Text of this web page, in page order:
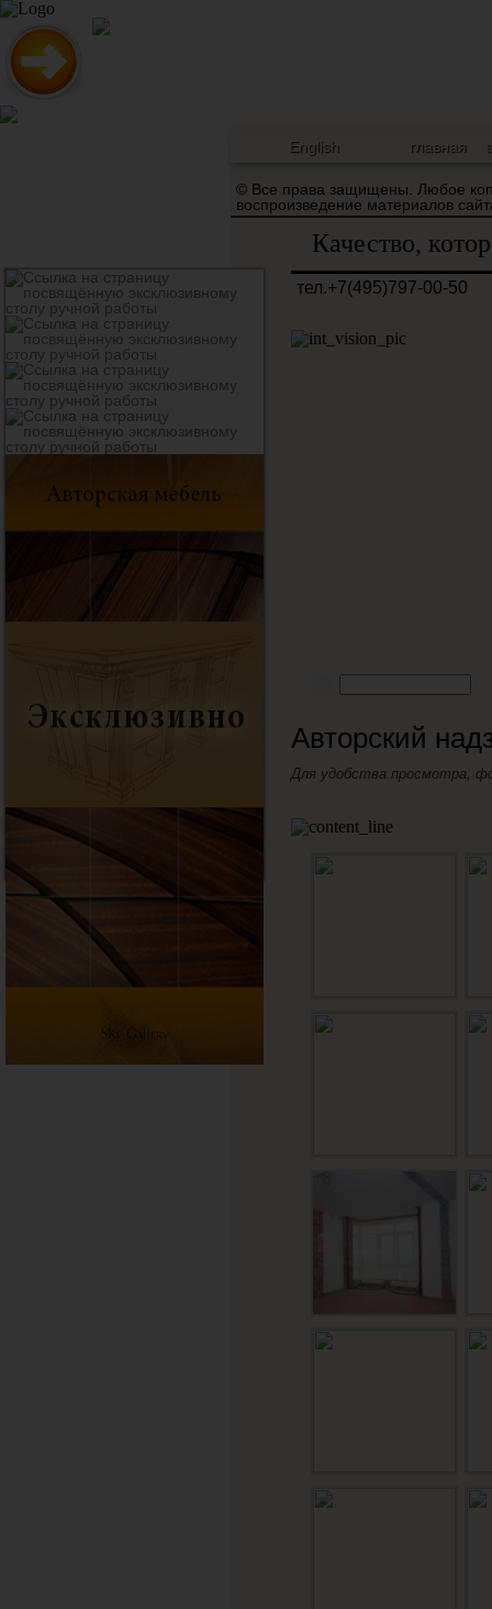
English главная
© Все права защищены. Любое
воспроизведение материалов
Качество,
тел.+7(495)797-00-50
Авторский
Для удобства просмотра,